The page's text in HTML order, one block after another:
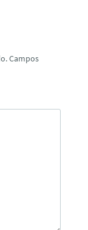
Campos